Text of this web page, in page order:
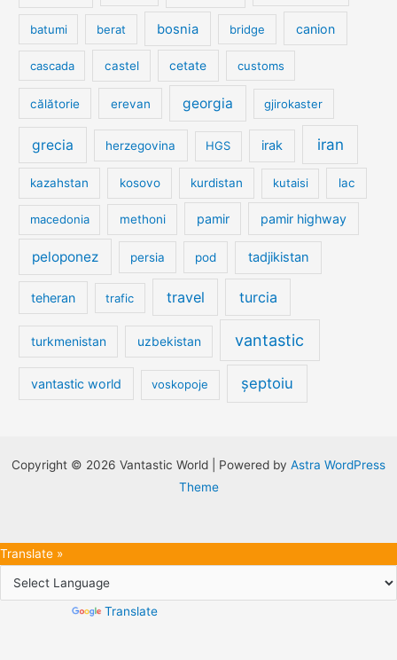
batumi berat bosnia bridge canion
cascada castel cetate customs
călătorie erevan georgia gjirokaster
grecia herzegovina HGS irak iran
kazahstan kosovo kurdistan kutaisi lac
macedonia methoni pamir pamir highway
peloponez persia pod tadjikistan
teheran trafic travel turcia
turkmenistan uzbekistan vantastic
vantastic world voskopoje șeptoiu
Copyright © 2026 Vantastic World | Powered by Astra WordPress
Theme
Translate »
Translate